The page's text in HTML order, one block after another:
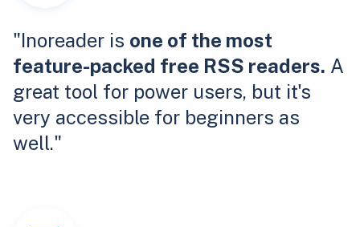
"Inoreader is one of the most
feature-packed free RSS readers. A
great tool for power users, but it's
very accessible for beginners as
well."